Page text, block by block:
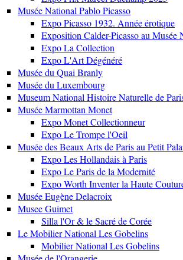
Musée National Pablo Picasso
Expo Picasso 1932. Année érotique
Exposition Calder-Picasso au Musée
Expo La Collection
Expo L'Art Dégénéré
Musée du Quai Branly
Musée du Luxembourg
Museum National Histoire Naturelle de
Musée Marmottan Monet
Expo Monet Collectionneur
Expo Le Trompe l'Oeil
Musée des Beaux Arts de Paris au Petit
Expo Les Hollandais à Paris
Expo Le Paris de la Modernité
Expo Worth Inventer la Haute
Musée Eugène Delacroix
Musee Guimet
Silla l'Or & le Sacré de Corée
Le Mobilier National Les Gobelins
Mobilier National Les Gobelins